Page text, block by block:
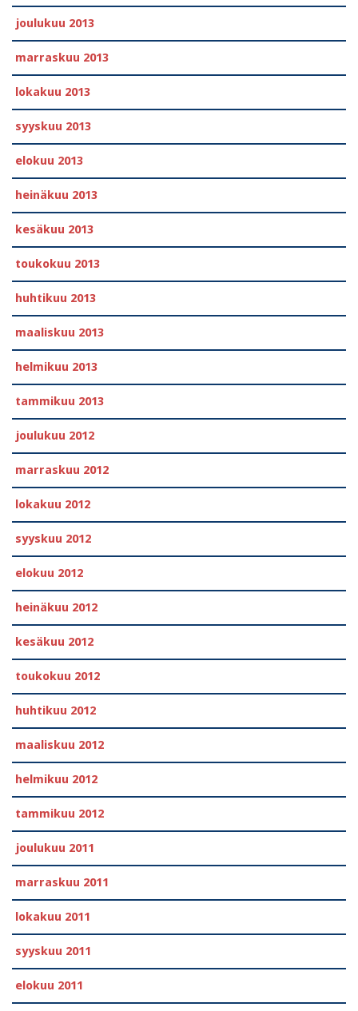
joulukuu 2013
marraskuu 2013
lokakuu 2013
syyskuu 2013
elokuu 2013
heinäkuu 2013
kesäkuu 2013
toukokuu 2013
huhtikuu 2013
maaliskuu 2013
helmikuu 2013
tammikuu 2013
joulukuu 2012
marraskuu 2012
lokakuu 2012
syyskuu 2012
elokuu 2012
heinäkuu 2012
kesäkuu 2012
toukokuu 2012
huhtikuu 2012
maaliskuu 2012
helmikuu 2012
tammikuu 2012
joulukuu 2011
marraskuu 2011
lokakuu 2011
syyskuu 2011
elokuu 2011